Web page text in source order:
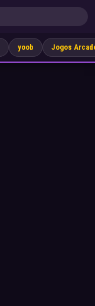
yoob Jogos